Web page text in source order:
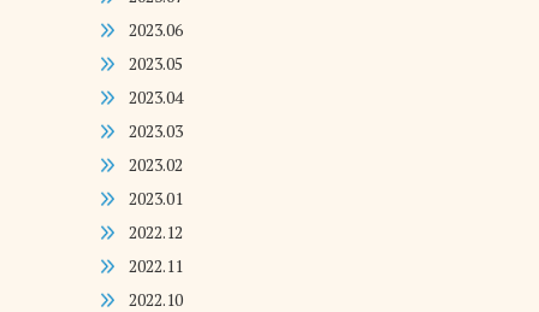
2023.06
2023.05
2023.04
2023.03
2023.02
2023.01
2022.12
2022.11
2022.10